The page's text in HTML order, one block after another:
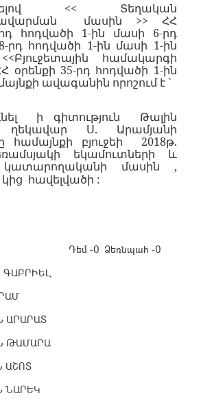
<< Տեղական
մասին >> ՀՀ
րդ հոդվածի 1-ին մասի 6-րդ
րդ հոդվածի 1-ին մասի 1-ին
համակարգի
օրենքի 35-րդ հոդվածի 1-ին
ավագանին որոշում է `
ի գիտություն
Թալին
ղեկավար Ս. Արամյանի
համայնքի բյուջեի
2018թ.
եկամուտների և
մասին ,
կից հավելվածի :
ԳԱԲՐԻԵԼ
ԱՐԱՐԱՏ
ԹԱՄԱՐԱ
ԱՇՈՏ
ՆԱՐԵԿ
Դեմ -0 Ձեռնպահ -0